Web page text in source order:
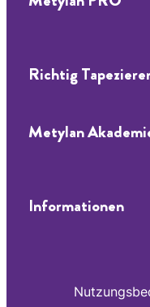
Abmessen
Richtig
Metylan
Informationen